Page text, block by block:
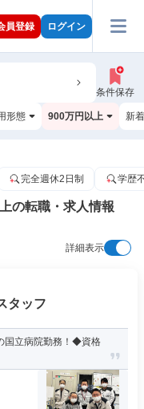
員登録 ログイン
条件保存
形態 900万円以上 新
完全週休2日制 学歴
の転職・求人情報
詳細表示
タッフ
国立病院勤務！◆資格